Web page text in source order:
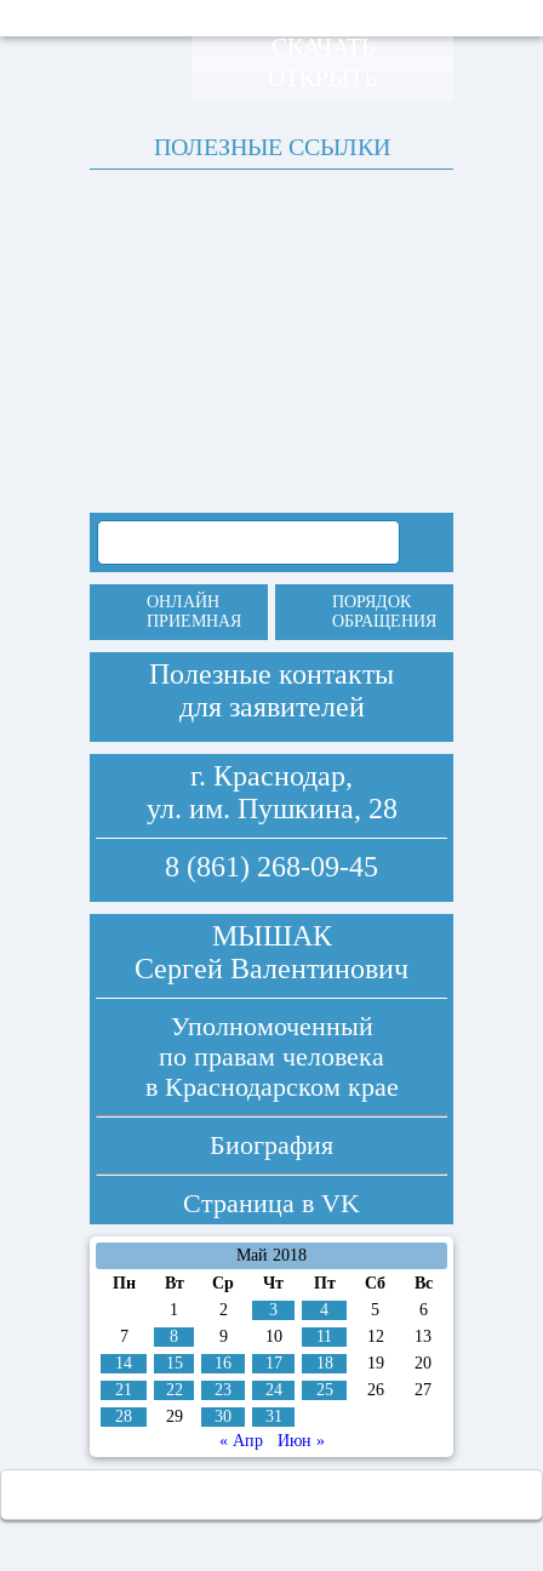
СКАЧАТЬ
ПОЛЕЗНЫЕ ССЫЛКИ
ОНЛАЙН
ПРИЕМНАЯ
ПОРЯДОК
ОБРАЩЕНИЯ
Полезные контакты
для заявителей
г. Краснодар,
ул. им. Пушкина, 28
8 (861) 268-09-45
МЫШАК
Сергей Валентинович
Уполномоченный
по правам человека
в Краснодарском крае
Биография
Страница в VK
Май 2018
Пн
Вт Ср Чт Пт Сб
Вс
1
2 3 4 5
6
7
8 9 10 11 12
13
14
15 16 17 18 19
20
21
22 23 24 25 26
27
28
29 30
31
« Апр
Июн »